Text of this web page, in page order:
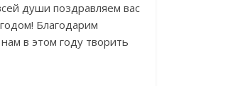
души поздравляем вас
Благодарим
в этом году творить